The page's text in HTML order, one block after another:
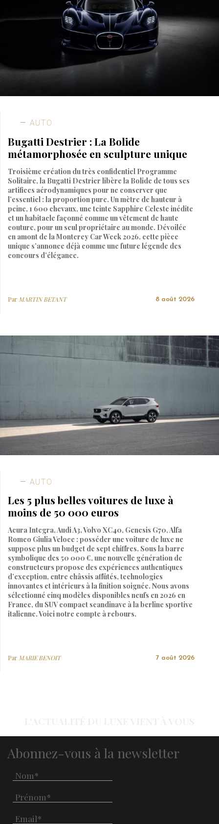
AUTO
Bugatti Destrier : La Bolide
métamorphosée en sculpture unique
Troisième création du très confidentiel Programme
Solitaire, la Bugatti Destrier libère la Bolide de tous ses
artifices aérodynamiques pour ne conserver que
l’essentiel : la proportion pure. Un mètre de hauteur à
peine, 1 600 chevaux, une teinte Sapphire Celeste inédite
et un habitacle façonné comme un vêtement de haute
couture, pour un seul propriétaire au monde. Dévoilée
en amont de la Monterey Car Week 2026, cette pièce
unique s’annonce déjà comme une future légende des
concours d’élégance.
Par MARTIN BETANT 8 août 2026
AUTO
Les 5 plus belles voitures de luxe à
moins de 50 000 euros
Acura Integra, Audi A3, Volvo XC40, Genesis G70, Alfa
Romeo Giulia Veloce : posséder une voiture de luxe ne
suppose plus un budget de sept chiffres. Sous la barre
symbolique des 50 000 €, une nouvelle génération de
constructeurs propose des expériences authentiques
d’exception, entre châssis affûtés, technologies
innovantes et intérieurs à la finition soignée. Nous avons
sélectionné cinq modèles disponibles neufs en 2026 en
France, du SUV compact scandinave à la berline sportive
italienne. Voici notre compte à rebours.
ParMARIE BENOIT 7 août 2026
Abonnez-vous à la newsletter